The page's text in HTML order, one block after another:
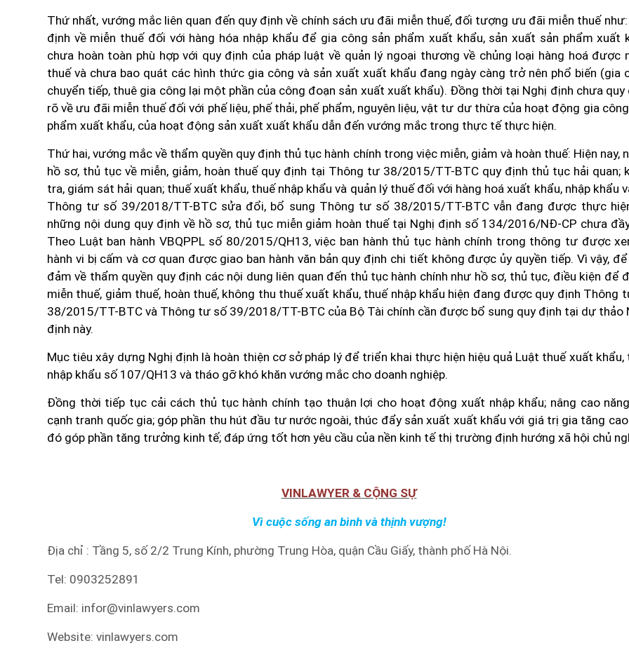
Thứ nhất, vướng mắc liên quan đến quy định về chính sách ưu đãi miễn thuế, đối tượng ưu đãi miễn thuế như:
định về miễn thuế đối với hàng hóa nhập khẩu để gia công sản phẩm xuất khẩu, sản xuất sản phẩm xuất
chưa hoàn toàn phù hợp với quy định của pháp luật về quản lý ngoại thương về chủng loại hàng hoá được
thuế và chưa bao quát các hình thức gia công và sản xuất xuất khẩu đang ngày càng trở nên phổ biến (gia
chuyển tiếp, thuê gia công lại một phần của công đoạn sản xuất xuất khẩu). Đồng thời tại Nghị định chưa quy
rõ về ưu đãi miễn thuế đối với phế liệu, phế thải, phế phẩm, nguyên liệu, vật tư dư thừa của hoạt động gia
phẩm xuất khẩu, của hoạt động sản xuất xuất khẩu dẫn đến vướng mắc trong thực tế thực hiện.
Thứ hai, vướng mắc về thẩm quyền quy định thủ tục hành chính trong việc miễn, giảm và hoàn thuế: Hiện nay,
hồ sơ, thủ tục về miễn, giảm, hoàn thuế quy định tại Thông tư 38/2015/TT-BTC quy định thủ tục hải quan;
tra, giám sát hải quan; thuế xuất khẩu, thuế nhập khẩu và quản lý thuế đối với hàng hoá xuất khẩu, nhập khẩu
Thông tư số 39/2018/TT-BTC sửa đổi, bổ sung Thông tư số 38/2015/TT-BTC vẫn đang được thực
những nội dung quy định về hồ sơ, thủ tục miễn giảm hoàn thuế tại Nghị định số 134/2016/NĐ-CP chưa
Theo Luật ban hành VBQPPL số 80/2015/QH13, việc ban hành thủ tục hành chính trong thông tư được
hành vi bị cấm và cơ quan được giao ban hành văn bản quy định chi tiết không được ủy quyền tiếp. Vì vậy,
đảm về thẩm quyền quy định các nội dung liên quan đến thủ tục hành chính như hồ sơ, thủ tục, điều kiện để
miễn thuế, giảm thuế, hoàn thuế, không thu thuế xuất khẩu, thuế nhập khẩu hiện đang được quy định Thông
38/2015/TT-BTC và Thông tư số 39/2018/TT-BTC của Bộ Tài chính cần được bổ sung quy định tại dự thảo
định này.
Mục tiêu xây dựng Nghị định là hoàn thiện cơ sở pháp lý để triển khai thực hiện hiệu quả Luật thuế xuất khẩu,
nhập khẩu số 107/QH13 và tháo gỡ khó khăn vướng mắc cho doanh nghiệp.
Đồng thời tiếp tục cải cách thủ tục hành chính tạo thuận lợi cho hoạt động xuất nhập khẩu; nâng cao
cạnh tranh quốc gia; góp phần thu hút đầu tư nước ngoài, thúc đẩy sản xuất xuất khẩu với giá trị gia tăng
đó góp phần tăng trưởng kinh tế; đáp ứng tốt hơn yêu cầu của nền kinh tế thị trường định hướng xã hội chủ
VINLAWYER & CỘNG SỰ
Vì cuộc sống an bình và thịnh vượng!
Địa chỉ : Tầng 5, số 2/2 Trung Kính, phường Trung Hòa, quận Cầu Giấy, thành phố Hà Nội.
Tel: 0903252891
Email: infor@vinlawyers.com
Website: vinlawyers.com